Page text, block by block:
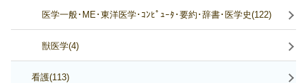
医学一般･ME･東洋医学･ｺﾝﾋﾟｭｰﾀ･要約･辞書･医学史(122)
獣医学(4)
看護(113)